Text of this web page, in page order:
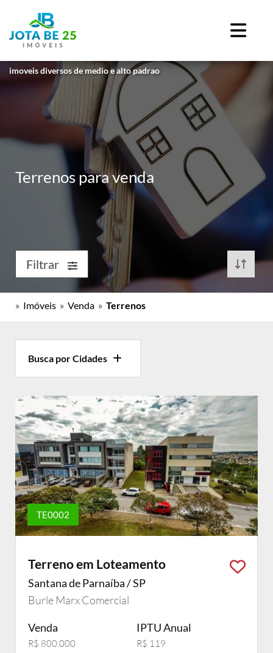
imoveis diversos de medio e alto padrao
Terrenos para venda
Filtrar
» Imóveis » Venda » Terrenos
Busca por Cidades
TE0002
Terreno em Loteamento
Santana de Parnaíba / SP
Burle Marx Comercial
Venda
R$ 800.000
IPTU Anual
R$ 119